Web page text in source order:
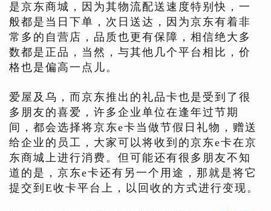
是京东商城，因为其物流配送速度特别快，一
般都是当日下单，次日送达，因为京东有着非
常多的自营店，品质也更有保障，相信绝大多
数都是正品，当然，与其他几个平台相比，价
格也是偏高一点儿。
爱屋及乌，而京东推出的礼品卡也是受到了很
多朋友的喜爱，许多企业单位在逢年过节期
间，都会选择将京东e卡当做节假日礼物，赠送
给企业的员工，大家可以将收到的京东e卡在京
东商城上进行消费。但可能还有很多朋友不知
道的是，京东e卡还有另一个用途，那就是将它
提交到E收卡平台上，以回收的方式进行变现。